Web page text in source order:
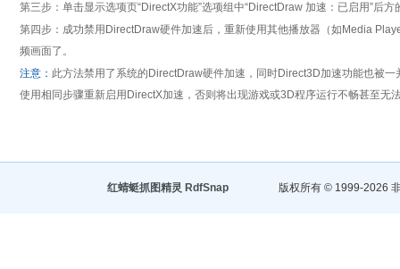
第三步：单击显示选项页“DirectX功能”选项组中“DirectDraw 加速：已启用”后
第四步：成功禁用DirectDraw硬件加速后，重新使用其他播放器（如Media
频画面了。
注意： 此方法禁用了系统的DirectDraw硬件加速，同时Direct3D加速功能也被
使用相同步骤重新启用DirectX加速，否则将出现游戏或3D程序运行不畅甚至无
红蜻蜓抓图精灵 RdfSnap 版权所有 © 1999-2026